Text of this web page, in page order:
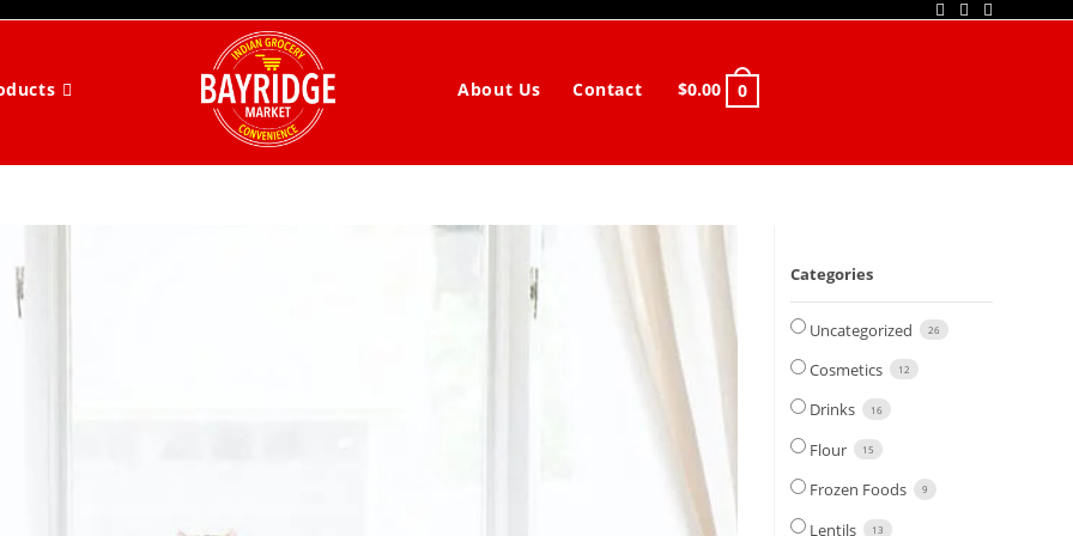
About Us Contact $0.00
0
Categories
Uncategorized 26
Cosmetics 12
Drinks 16
Flour 15
Frozen Foods 9
Lentils 13